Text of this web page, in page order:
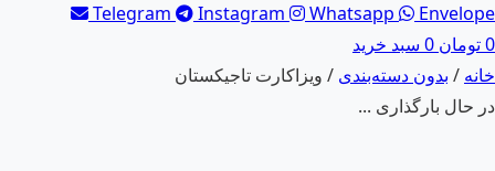
Telegram
Instagram Whatsapp
Envelope
0تومان 0 سبد خرید
خانه / بدون دسته‌بندی / ویزاکارت تاجیکستان
در حال بارگذاری ...